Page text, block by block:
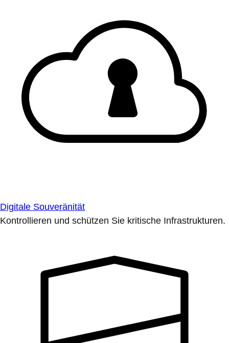
Digitale Souveränität
Kontrollieren und schützen Sie kritische Infrastrukturen.